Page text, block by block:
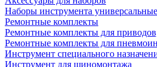
Наборы инструмента универсальные
Ремонтные комплекты
Ремонтные комплекты для
Ремонтные комплекты для
Инструмент специального
Инструмент для шиномонтажа